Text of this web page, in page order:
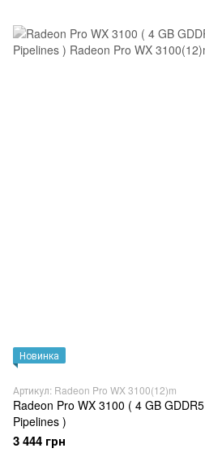
Новинка
Артикул: Radeon Pro WX 3100(12)m
Radeon Pro WX 3100 ( 4 GB
Pipelines )
3 444 грн